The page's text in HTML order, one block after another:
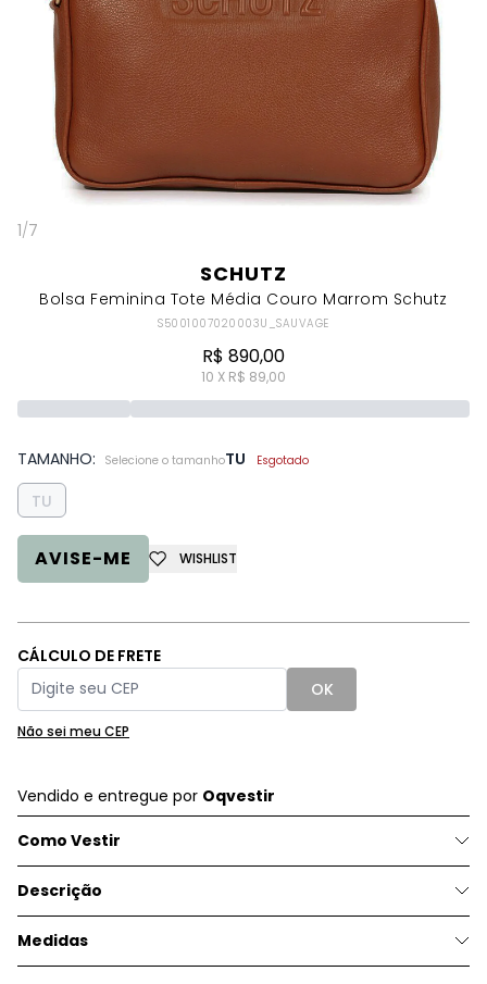
1/7
SCHUTZ
Bolsa Feminina Tote Média Couro Marrom Schutz
S5001007020003U_SAUVAGE
R$ 890,00
10 X R$ 89,00
TAMANHO: Selecione o tamanhoTU Esgotado
TU
AVISE-ME WISHLIST
CÁLCULO DE FRETE
OK
Não sei meu CEP
Vendido e entregue por Oqvestir
Como Vestir
Descrição
Medidas